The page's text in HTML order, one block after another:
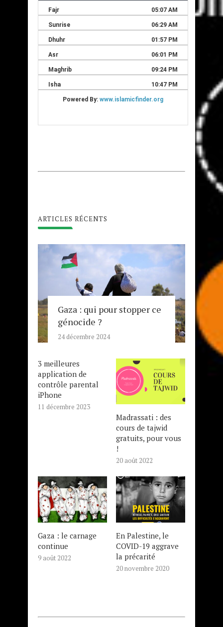
ARTICLES RÉCENTS
Gaza : qui pour stopper ce
génocide ?
24 décembre 2024
3 meilleures
application de
contrôle parental
iPhone
11 décembre 2023
Madrassati : des
cours de tajwid
gratuits, pour vous
!
20 août 2022
Gaza : le carnage
continue
9 août 2022
En Palestine, le
COVID-19 aggrave
la précarité
20 novembre 2020